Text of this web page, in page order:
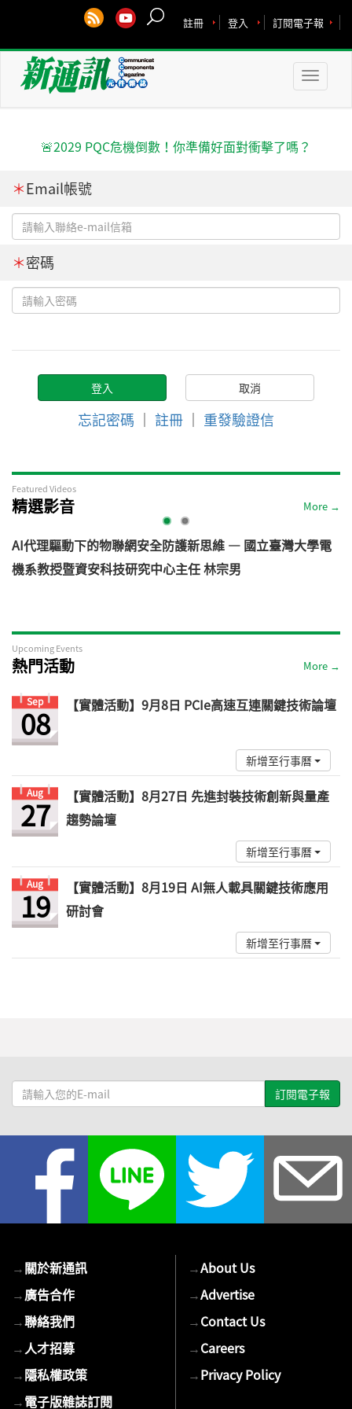
訂閱電子報
登入
註冊
Toggle
🚨2029 PQC危機倒數！你準備好面對衝擊了嗎？
＊Email帳號
＊密碼
忘記密碼 ｜ 註冊 ｜ 重發驗證信
Featured Videos
精選影音 More →
AI代理驅動下的物聯網安全防護新思維 — 國立臺灣大學電
機系教授暨資安科技研究中心主任 林宗男
Upcoming Events
熱門活動 More →
Sep
08 【實體活動】9月8日 PCIe高速互連關鍵技術論壇
新增至行事曆
Aug
27
【實體活動】8月27日 先進封裝技術創新與量產
趨勢論壇
新增至行事曆
Aug
19
【實體活動】8月19日 AI無人載具關鍵技術應用
研討會
新增至行事曆
請
輸
→關於新通訊
→廣告合作
→聯絡我們
→人才招募
→隱私權政策
→電子版雜誌訂閱
→About Us
→Advertise
→Contact Us
→Careers
→Privacy Policy